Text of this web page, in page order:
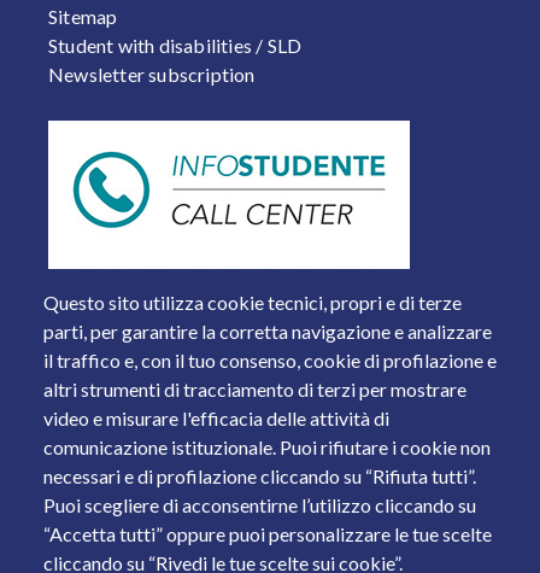
Questo sito utilizza cookie tecnici, propri e di terze
parti, per garantire la corretta navigazione e analizzare
il traffico e, con il tuo consenso, cookie di profilazione e
altri strumenti di tracciamento di terzi per mostrare
video e misurare l'efficacia delle attività di
comunicazione istituzionale. Puoi rifiutare i cookie non
necessari e di profilazione cliccando su “Rifiuta tutti”.
Puoi scegliere di acconsentirne l’utilizzo cliccando su
“Accetta tutti” oppure puoi personalizzare le tue scelte
cliccando su “Rivedi le tue scelte sui cookie”.
Sitemap
Student with disabilities / SLD
Newsletter subscription
Piazza del Mercato, 15 - 25121 Brescia
Tel. +39 030 2988.1 PEC:
ammcentr@cert.unibs.it
Partita IVA: 01773710171 Codice Fiscale: 98007650173